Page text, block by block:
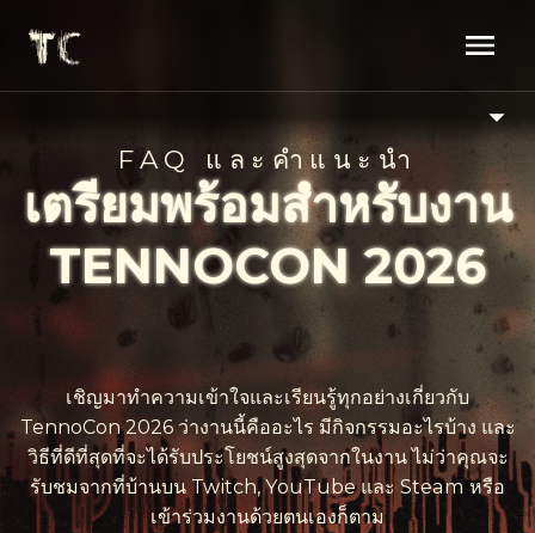
FAQ และคำแนะนำ
เตรียมพร้อมสำหรับ
งาน TENNOCON
2026
เชิญมาทำความเข้าใจและเรียนรู้ทุกอย่างเกี่ยวกับ
TennoCon 2026 ว่างานนี้คืออะไร มีกิจกรรมอะไรบ้าง และ
วิธีที่ดีที่สุดที่จะได้รับประโยชน์สูงสุดจากในงาน ไม่ว่าคุณจะ
รับชมจากที่บ้านบน Twitch, YouTube และ Steam หรือ
เข้าร่วมงานด้วยตนเองก็ตาม